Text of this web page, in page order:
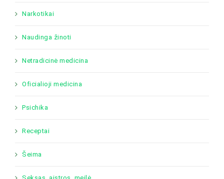
Narkotikai
Naudinga žinoti
Netradicinė medicina
Oficialioji medicina
Psichika
Receptai
Šeima